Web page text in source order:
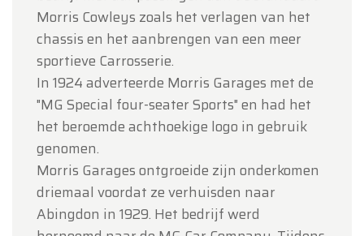
Morris Cowleys zoals het verlagen van het
chassis en het aanbrengen van een meer
sportieve Carrosserie.
In 1924 adverteerde Morris Garages met de
"MG Special four-seater Sports" en had het
het beroemde achthoekige logo in gebruik
genomen.
Morris Garages ontgroeide zijn onderkomen
driemaal voordat ze verhuisden naar
Abingdon in 1929. Het bedrijf werd